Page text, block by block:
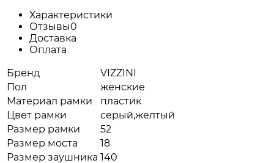
Характеристики
Отзывы0
Доставка
Оплата
Бренд
VIZZINI
Пол
женские
Материал рамки
пластик
Цвет рамки
серый,желтый
Размер рамки
52
Размер моста
18
Размер заушника 140